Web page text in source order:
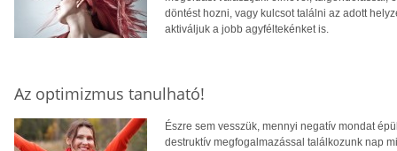
döntést hozni, vagy kulcsot találni az adott
aktiváljuk a jobb agyféltekénket is.
Az optimizmus tanulható!
Észre sem vesszük, mennyi negatív mondat
destruktív megfogalmazással találkozunk nap